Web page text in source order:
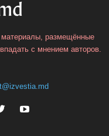
материалы, размещённые
с мнением авторов.